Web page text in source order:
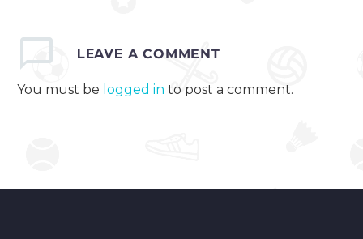
LEAVE A COMMENT
You must be logged in to post a comment.